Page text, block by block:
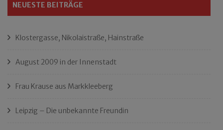
NEUESTE BEITRÄGE
Klostergasse, Nikolaistraße, Hainstraße
August 2009 in der Innenstadt
Frau Krause aus Markkleeberg
Leipzig – Die unbekannte Freundin